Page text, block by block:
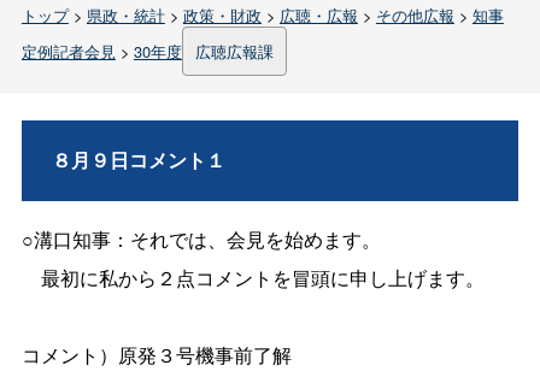
トップ> 県政・統計> 政策・財政 > 広聴・広報 > その他広報 > 知事
定例記者会見> 30年度 広聴広報課
８月９日コメント１
○溝口知事：それでは、会見を始めます。
最初に私から２点コメントを冒頭に申し上げます。
コメント）原発３号機事前了解